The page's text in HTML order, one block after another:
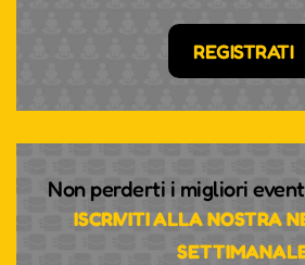
REGISTRATI
Non perderti i migliori
ISCRIVITI ALLA NOSTRA